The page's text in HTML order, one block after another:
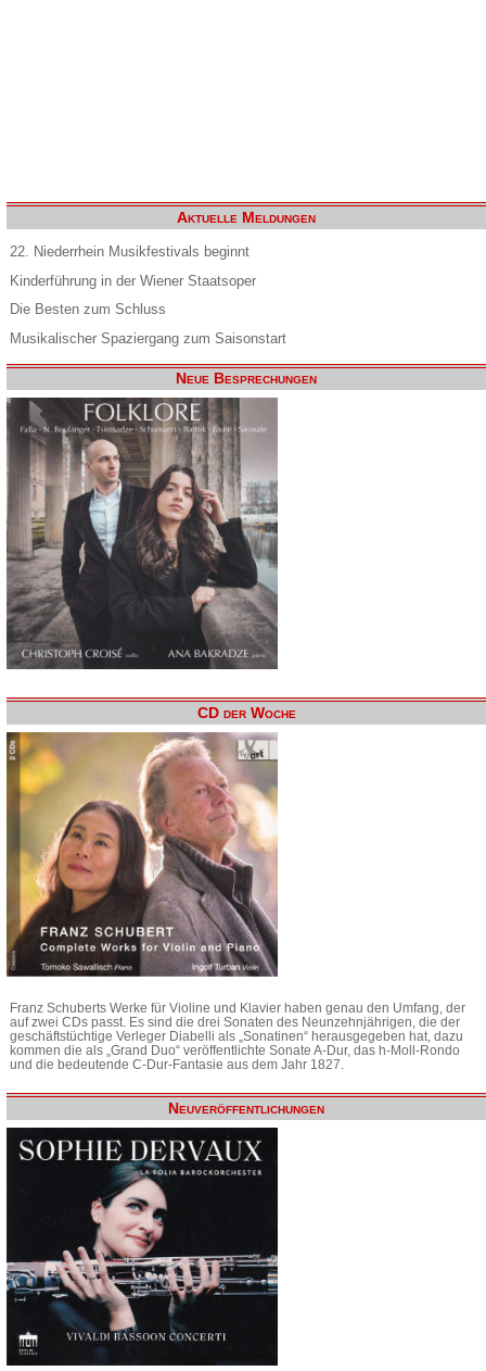
Aktuelle Meldungen
22. Niederrhein Musikfestivals beginnt
Kinderführung in der Wiener Staatsoper
Die Besten zum Schluss
Musikalischer Spaziergang zum Saisonstart
Neue Besprechungen
CD der Woche
Franz Schuberts Werke für Violine und Klavier haben genau den Umfang, der
auf zwei CDs passt. Es sind die drei Sonaten des Neunzehnjährigen, die der
geschäftstüchtige Verleger Diabelli als „Sonatinen“ herausgegeben hat, dazu
kommen die als „Grand Duo“ veröffentlichte Sonate A-Dur, das h-Moll-Rondo
und die bedeutende C-Dur-Fantasie aus dem Jahr 1827.
Neuveröffentlichungen